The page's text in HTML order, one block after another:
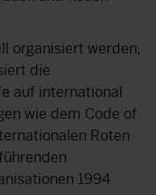
organisiert werden,
die
auf international
wie dem Code of
Roten
1994